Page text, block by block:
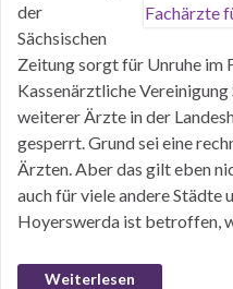
der
Sächsischen
Zeitung sorgt für Unruhe im
Kassenärztliche Vereinigung
weiterer Ärzte in der
gesperrt. Grund sei eine
Ärzten. Aber das gilt eben
auch für viele andere Städte
Hoyerswerda ist betroffen,
Weiterlesen